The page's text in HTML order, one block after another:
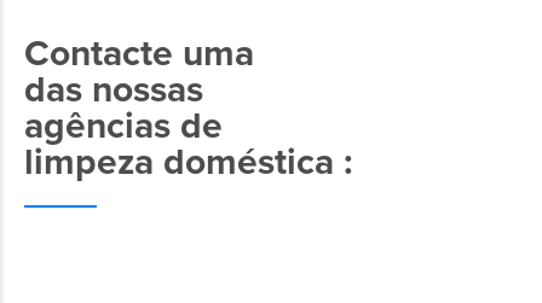
Contacte uma
das nossas
agências de
limpeza doméstica :